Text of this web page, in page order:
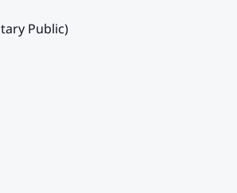
Public)